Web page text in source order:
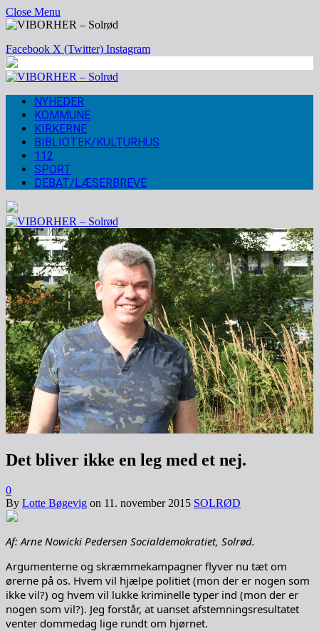
Close Menu
Facebook X (Twitter) Instagram
NYHEDER
KOMMUNE
KIRKERNE
BIBLIOTEK/KULTURHUS
112
SPORT
DEBAT/LÆSERBREVE
Det bliver ikke en leg med et nej.
0
By Lotte Bøgevig on 11. november 2015 SOLRØD
Af: Arne Nowicki Pedersen Socialdemokratiet, Solrød.
Argumenterne og skræmmekampagner flyver nu tæt om
ørerne på os. Hvem vil hjælpe politiet (mon der er nogen som
ikke vil?) og hvem vil lukke kriminelle typer ind (mon der er
nogen som vil?). Jeg forstår, at uanset afstemningsresultatet
venter dommedag lige rundt om hjørnet.